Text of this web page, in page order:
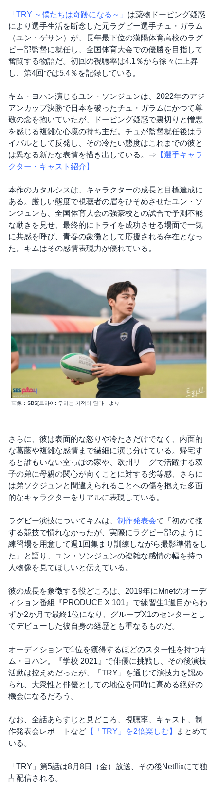
「TRY ～僕たちは奇跡になる～」 は薬物ドーピング疑惑
により選手生活を断念した元ラグビー選手チュ・ガラム
（ユン・ゲサン）が、長年最下位の漢陽体育高校のラグ
ビー部監督に就任し、全国体育大会での優勝を目指して
奮闘する物語だ。初回の視聴率は4.1％から徐々に上昇
し、第4回では5.4％を記録している。
キム・ヨハン演じるユン・ソンジュンは、2022年のアジ
アンカップ決勝で日本を破ったチュ・ガラムにかつて尊
敬の念を抱いていたが、ドーピング疑惑で裏切りと憎悪
を感じる複雑な心境の持ち主だ。チュが監督就任後はラ
イバルとして反発し、その冷たい態度はこれまでの彼と
は異なる新たな表情を描き出している。⇒ 【選手キャラ
クター・キャスト紹介】
本作のカタルシスは、キャラクターの成長と目標達成に
ある。厳しい態度で視聴者の眉をひそめさせたユン・ソ
ンジュンも、全国体育大会の強豪校との試合で予測不能
な動きを見せ、最終的にトライを成功させる場面で一気
に共感を呼び、青春の象徴として応援される存在となっ
た。キムはその感情表現力が優れている。
画像：SBS[트라이: 우리는 기적이 된다」より
さらに、彼は表面的な怒りや冷たさだけでなく、内面的
な葛藤や複雑な感情まで繊細に演じ分けている。帰宅す
ると誰もいない空っぽの家や、欧州リーグで活躍する双
子の弟に母親の関心が向くことに対する劣等感、さらに
は弟ソクジュンと間違えられることへの傷を抱えた多面
的なキャラクターをリアルに表現している。
ラグビー演技についてキムは、 制作発表会で「初めて接
する競技で慣れなかったが、実際にラグビー部のように
練習場を用意して週1回集まり訓練しながら撮影準備をし
た」と語り、ユン・ソンジュンの複雑な感情の幅を持つ
人物像を見てほしいと伝えている。
彼の成長を象徴する役どころは、2019年にMnetのオーデ
ィション番組『PRODUCE X 101』で練習生1週目からわ
ずか2か月で最終1位になり、グループX1のセンターとし
てデビューした彼自身の経歴とも重なるものだ。
オーディションで1位を獲得するほどのスター性を持つキ
ム・ヨハン。『学校 2021』で俳優に挑戦し、その後演技
活動は控えめだったが、「TRY」を通じて演技力を認め
られ、大衆性と俳優としての地位を同時に高める絶好の
機会になるだろう。
なお、全話あらすじと見どころ、視聴率、キャスト、制
作発表会レポートなど 【「TRY」を2倍楽しむ】
まとめて
いる。
「TRY」第5話は8月8日（金）放送、その後Netflixにて独
占配信される。